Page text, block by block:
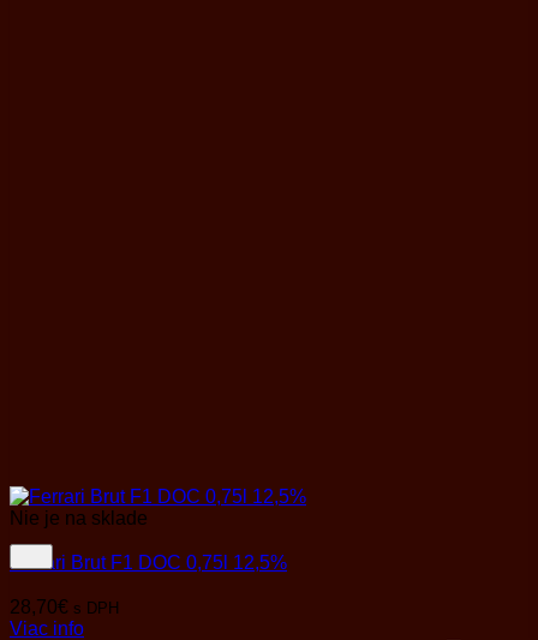
Nie je na sklade
Ferrari Brut F1 DOC 0,75l 12,5%
28,70€ s DPH
Viac info